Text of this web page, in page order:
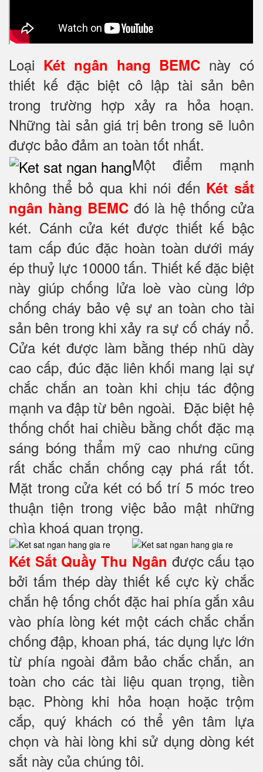
Loại Két ngân hang BEMC này có
thiết kế đặc biệt cô lập tài sản bên
trong trường hợp xảy ra hỏa hoạn.
Những tài sản giá trị bên trong sẽ luôn
được bảo đảm an toàn tốt nhất.
Một điểm mạnh
không thể bỏ qua khi nói đến Két sắt
ngân hàng BEMC đó là hệ thống cửa
két. Cánh cửa két được thiết kế bậc
tam cấp đúc đặc hoàn toàn dưới máy
ép thuỷ lực 10000 tấn. Thiết kế đặc biệt
này giúp chống lửa loè vào cùng lớp
chống cháy bảo vệ sự an toàn cho tài
sản bên trong khi xảy ra sự cố cháy nổ.
Cửa két được làm bằng thép nhũ dày
cao cấp, đúc đặc liên khối mang lại sự
chắc chắn an toàn khi chịu tác động
mạnh va đập từ bên ngoài. Đặc biệt hệ
thống chốt hai chiều bằng chốt đặc mạ
sáng bóng thẩm mỹ cao nhưng cũng
rất chắc chắn chống cạy phá rất tốt.
Mặt trong cửa két có bố trí 5 móc treo
thuận tiện trong việc bảo mật những
chìa khoá quan trọng.
Két Sắt Quầy Thu Ngân được cấu tạo
bởi tấm thép dày thiết kế cực kỳ chắc
chắn hệ tống chốt đặc hai phía gắn xâu
vào phía lòng két một cách chắc chắn
chống đập, khoan phá, tác dụng lực lớn
từ phía ngoài đảm bảo chắc chắn, an
toàn cho các tài liệu quan trọng, tiền
bạc. Phòng khi hỏa hoạn hoặc trộm
cắp, quý khách có thể yên tâm lựa
chọn và hài lòng khi sử dụng dòng két
sắt này của chúng tôi.